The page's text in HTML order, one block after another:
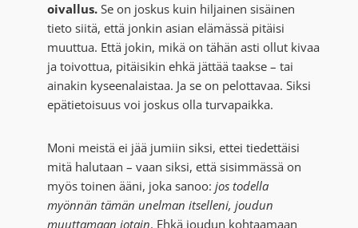
oivallus. Se on joskus kuin hiljainen sisäinen
tieto siitä, että jonkin asian elämässä pitäisi
muuttua. Että jokin, mikä on tähän asti ollut kivaa
ja toivottua, pitäisikin ehkä jättää taakse – tai
ainakin kyseenalaistaa. Ja se on pelottavaa. Siksi
epätietoisuus voi joskus olla turvapaikka.
Moni meistä ei jää jumiin siksi, ettei tiedettäisi
mitä halutaan – vaan siksi, että sisimmässä on
myös toinen ääni, joka sanoo:jos todella
myönnän tämän unelman itselleni, joudun
muuttamaan jotain. Ehkä joudun kohtaamaan